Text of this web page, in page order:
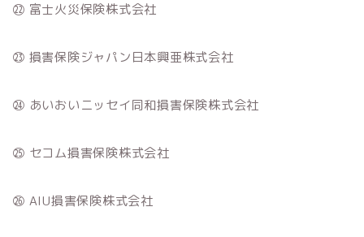
㉒ 富士火災保険株式会社
㉓ 損害保険ジャパン日本興亜株式会社
㉔ あいおいニッセイ同和損害保険株式会社
㉕ セコム損害保険株式会社
㉖ AIU損害保険株式会社